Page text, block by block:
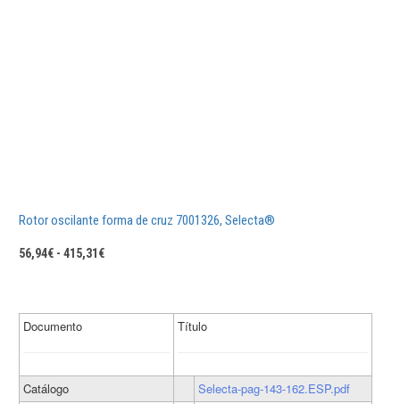
Rotor oscilante forma de cruz 7001326, Selecta®
56,94€ - 415,31€Rango
Documento Título
Catálogo
Selecta-pag-143-162.ESP.pdf